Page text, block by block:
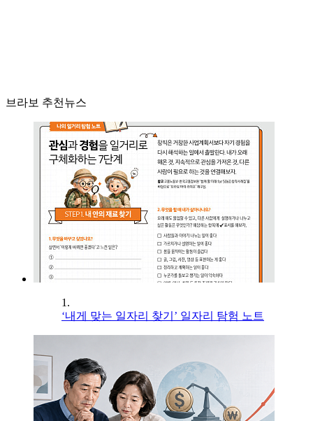
브라보 추천뉴스
1.
‘내게 맞는 일자리 찾기’ 일자리 탐험 노트